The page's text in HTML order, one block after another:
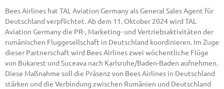
Bees Airlines hat TAL Aviation Germany als General Sales Agent für
Deutschland verpflichtet. Ab dem 11. Oktober 2024 wird TAL
Aviation Germany die PR-, Marketing- und Vertriebsaktivitäten der
rumänischen Fluggesellschaft in Deutschland koordinieren. Im Zuge
dieser Partnerschaft wird Bees Airlines zwei wöchentliche Flüge
von Bukarest und Suceava nach Karlsruhe/Baden-Baden aufnehmen.
Diese Maßnahme soll die Präsenz von Bees Airlines in Deutschland
stärken und die Verbindung zwischen Rumänien und Deutschland